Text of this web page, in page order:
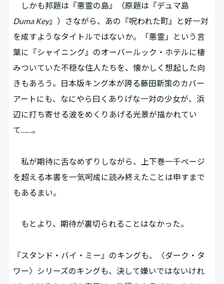
しかも邦題は『悪霊の島』（原題は『デュマ島
Duma Key』）――さながら、あの『呪われた町』と好一対
を成すようなタイトルではないか。「悪霊」という言
葉に『シャイニング』のオーバールック・ホテルに棲
みついていた不穏な住人たちを、懐かしく想起した向
きもあろう。日本版キング本が誇る藤田新策のカバー
アートにも、なにやら曰くありげな一対の少女が、浜
辺に打ち寄せる波をめくりあげる光景が描かれてい
て……。
私が期待に舌なめずりしながら、上下巻一千ページ
を超える本書を一気呵成に読み終えたことは申すまで
もあるまい。
もとより、期待が裏切られることはなかった。
『スタンド・バイ・ミー』のキングも、〈ダーク・タ
ワー〉シリーズのキングも、決して嫌いではないけれ